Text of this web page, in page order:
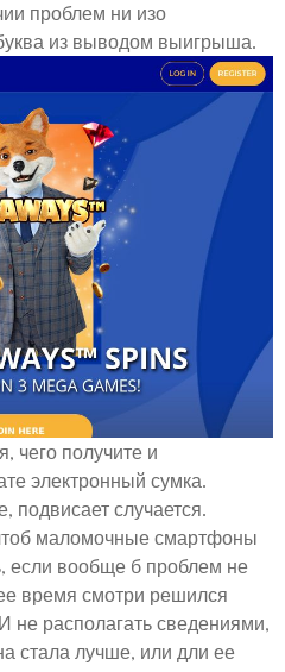
проблем ни изо
из выводом выигрыша.
чего получите и
электронный сумка.
подвисает случается.
маломочные смартфоны
если вообще б проблем не
время смотри решился
не располагать сведениями,
стала лучше, или дли ее